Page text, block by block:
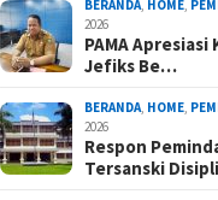
BERANDA, HOME,
2026
PAMA
Jefiks Be…
BERANDA, HOME,
2026
Respon
Tersanski